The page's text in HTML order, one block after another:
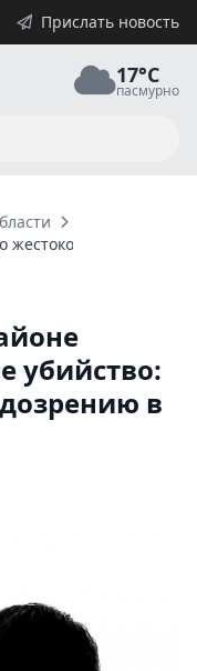
Прислать новость
17°C
пасмурно
убийство:
убийство:
в